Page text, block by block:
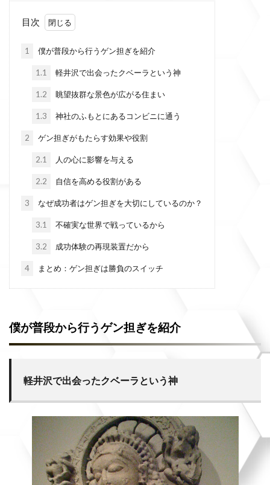
目次
1 僕が普段から行うゲン担ぎを紹介
1.1 軽井沢で出会ったクベーラという神
1.2 眺望抜群な景色が広がる住まい
1.3 神社のふもとにあるコンビニに通う
2 ゲン担ぎがもたらす効果や役割
2.1 人の心に影響を与える
2.2 自信を高める役割がある
3 なぜ成功者はゲン担ぎを大切にしているのか？
3.1 不確実な世界で戦っているから
3.2 成功体験の再現装置だから
4 まとめ：ゲン担ぎは勝負のスイッチ
僕が普段から行うゲン担ぎを紹介
軽井沢で出会ったクベーラという神